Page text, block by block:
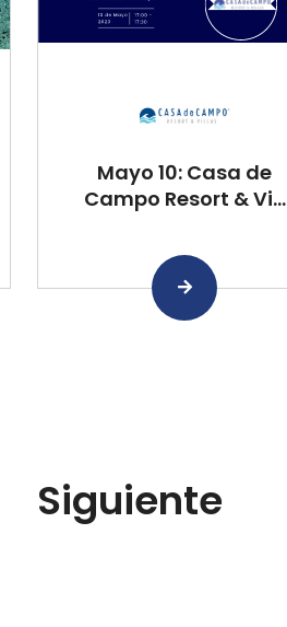
Mayo 10: Casa de
Campo Resort & Vi...
Siguiente